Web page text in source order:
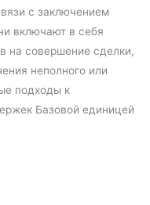
с заключением
включают в себя
на совершение сделки,
неполного или
подходы к
Базовой единицей